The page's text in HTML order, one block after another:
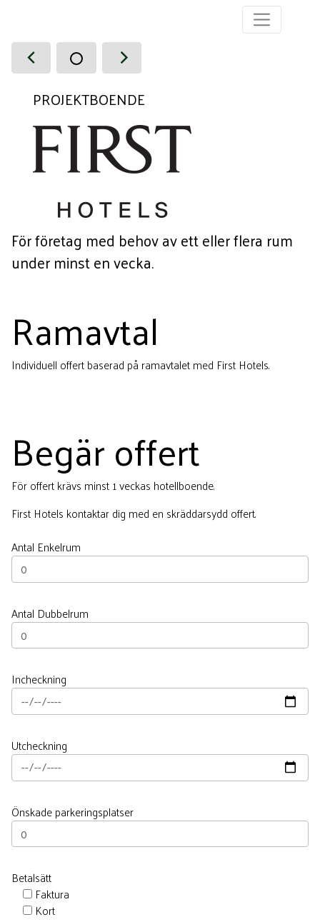
PROJEKTBOENDE
För företag med behov av ett eller flera rum
under minst en vecka.
Ramavtal
Individuell offert baserad på ramavtalet med First Hotels.
Begär offert
För offert krävs minst 1 veckas hotellboende.
First Hotels kontaktar dig med en skräddarsydd offert.
Antal Enkelrum
Antal Dubbelrum
Incheckning
Utcheckning
Önskade parkeringsplatser
Betalsätt
Faktura
Kort